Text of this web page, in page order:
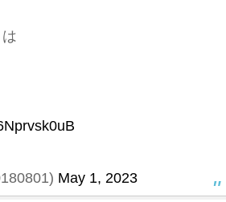
May 1, 2023